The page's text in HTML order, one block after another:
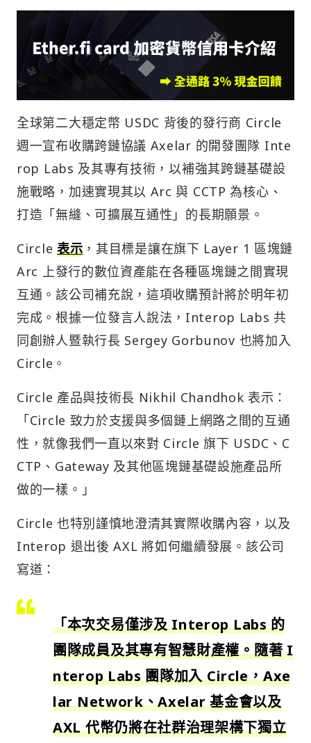
全球第二大穩定幣 USDC 背後的發行商 Circle
週一宣布收購跨鏈協議 Axelar 的開發團隊 Inte
rop Labs 及其專有技術，以補強其跨鏈基礎設
施戰略，加速實現其以 Arc 與 CCTP 為核心、
打造「無縫、可擴展互通性」的長期願景。
Circle 表示 ，其目標是讓在旗下 Layer 1 區塊鏈
Arc 上發行的數位資產能在各種區塊鏈之間實現
互通。該公司補充說，這項收購預計將於明年初
完成。根據一位發言人說法，Interop Labs 共
同創辦人暨執行長 Sergey Gorbunov 也將加入
Circle。
Circle 產品與技術長 Nikhil Chandhok 表示：
「Circle 致力於支援與多個鏈上網路之間的互通
性，就像我們一直以來對 Circle 旗下 USDC、C
CTP、Gateway 及其他區塊鏈基礎設施產品所
做的一樣。」
Circle 也特別謹慎地澄清其實際收購內容，以及
Interop 退出後 AXL 將如何繼續發展。該公司
寫道：
「本次交易僅涉及 Interop Labs 的
團隊成員及其專有智慧財產權。隨著 I
nterop Labs 團隊加入 Circle，Axe
lar Network、Axelar 基金會以及
AXL 代幣仍將在社群治理架構下獨立